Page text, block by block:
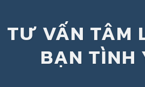
TƯ VẤN TÂM
BẠN TÌNH